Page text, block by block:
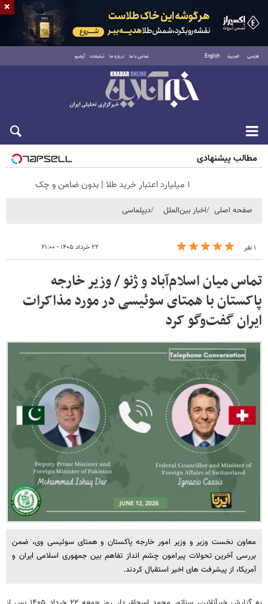
فارسی العربية English تماس با ما درباره ما تبلیغات آرشیو
پنجشنبه ۱۵ مرداد ۱۴۰۵
مطالب پیشنهادی
۱ میلیارد اعتبار خرید طلا | بدون ضامن و چک
صفحه اصلی اخبار بین‌الملل دیپلماسی
۱ نفر ۲۲ خرداد ۱۴۰۵ - ۲۱:۰۰
تماس میان اسلام‌آباد و ژنو / وزیر خارجه
پاکستان با همتای سوئیسی در مورد مذاکرات
ایران گفت‌وگو کرد
معاون نخست وزیر و وزیر امور خارجه پاکستان و همتای سوئیسی وی، ضمن
بررسی آخرین تحولات پیرامون چشم انداز تفاهم بین جمهوری اسلامی ایران و
آمریکا، از پیشرفت های اخیر استقبال کردند.
×